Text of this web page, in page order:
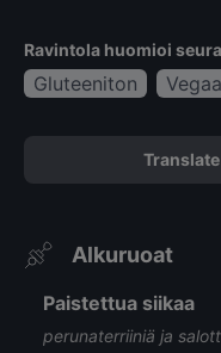
Ravintola huomioi
Gluteeniton
Alkuruoat
Paistettua siikaa
perunaterriiniä ja